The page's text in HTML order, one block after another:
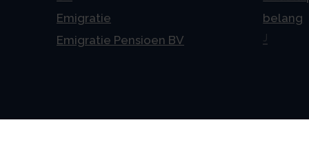
Emigratie
Emigratie Pensioen BV
belang
J